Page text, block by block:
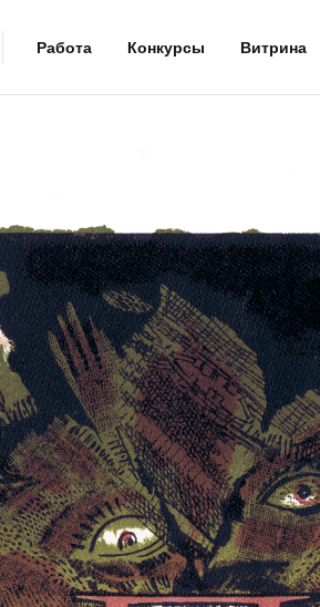
Работа Конкурсы Витрина